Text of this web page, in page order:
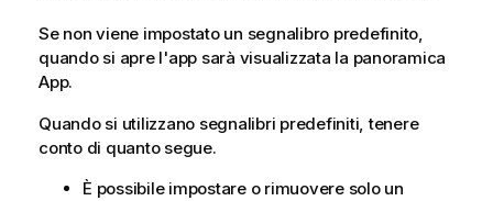
Se non viene impostato un segnalibro predefinito,
quando si apre l'app sarà visualizzata la panoramica
App.
Quando si utilizzano segnalibri predefiniti, tenere
conto di quanto segue.
È possibile impostare o rimuovere solo un